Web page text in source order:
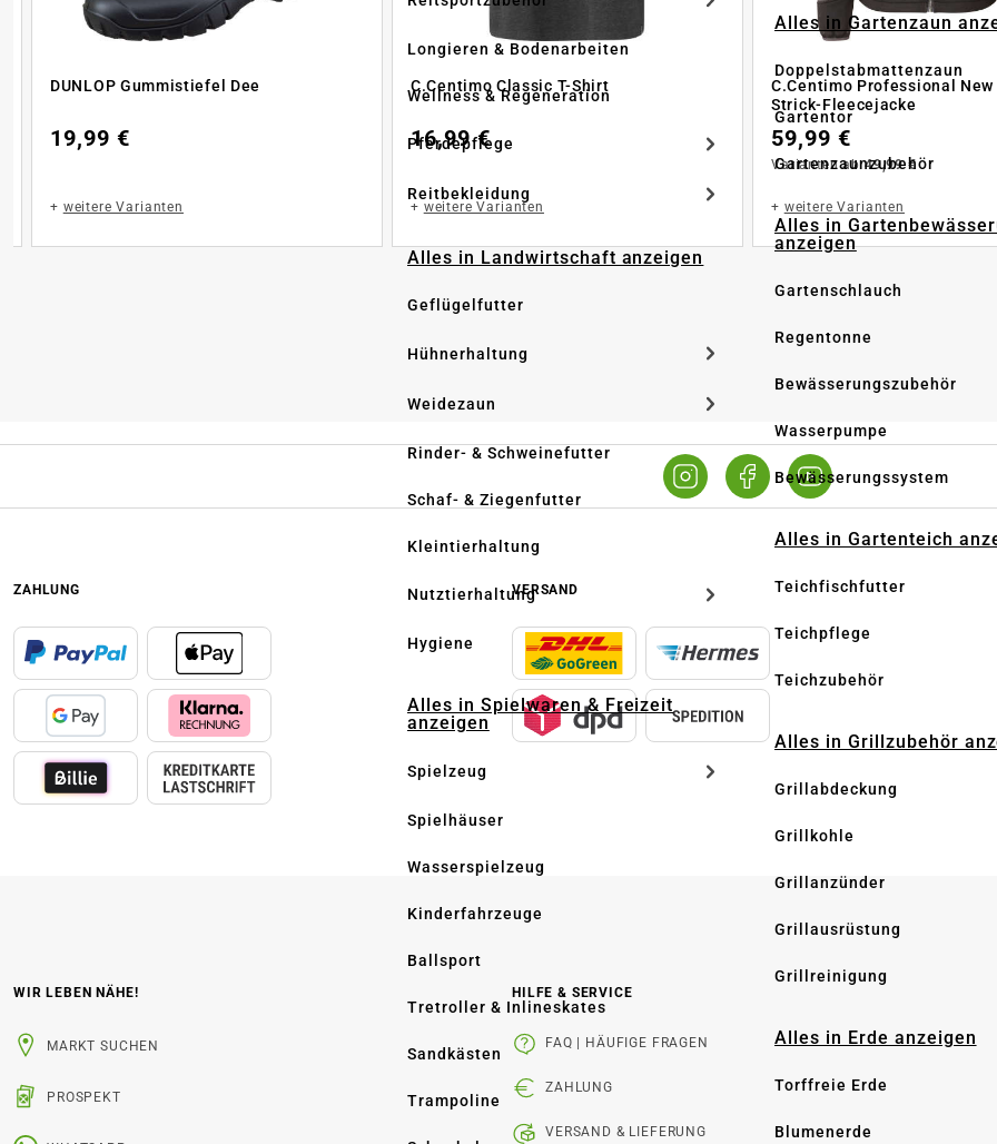
Longieren & Bodenarbeiten
Wellness & Regeneration
Pferdepflege
Reitbekleidung
Alles in Landwirtschaft anzeigen
Geflügelfutter
Hühnerhaltung
Weidezaun
Rinder- & Schweinefutter
Schaf- & Ziegenfutter
Kleintierhaltung
Nutztierhaltung
Hygiene
Alles in Spielwaren & Freizeit
anzeigen
Spielzeug
Spielhäuser
Wasserspielzeug
Kinderfahrzeuge
Ballsport
Tretroller & Inlineskates
Sandkästen
Trampoline
Alles in Gartenzaun
Doppelstabmattenzaun
Gartentor
Gartenzaunzubehör
Alles in
anzeigen
Gartenschlauch
Regentonne
Bewässerungszubehör
Wasserpumpe
Bewässerungssystem
Alles in Gartenteich
Teichfischfutter
Teichpflege
Teichzubehör
Alles in Grillzubehör
Grillabdeckung
Grillkohle
Grillanzünder
Grillausrüstung
Grillreinigung
Alles in Erde anzeigen
Torffreie Erde
Blumenerde
DUNLOP Gummistiefel Dee
19,99 €
+ weitere Varianten
C.Centimo Classic T-Shirt
16,99 €
+ weitere Varianten
C.Centimo Professional New
Strick-Fleecejacke
59,99 €
Varianten ab49,99 €
+ weitere Varianten
ZAHLUNG VERSAND
WIR LEBEN NÄHE!
MARKT SUCHEN
PROSPEKT
HILFE & SERVICE
FAQ | HÄUFIGE FRAGEN
ZAHLUNG
VERSAND & LIEFERUNG